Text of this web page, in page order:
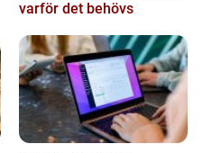
varför det behövs